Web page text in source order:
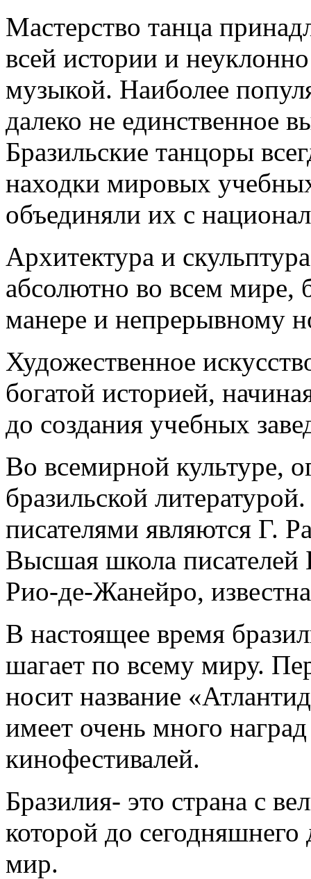
Мастерство танца
всей истории и
музыкой. Наиболее
далеко не единственное
Бразильские танцоры
находки мировых
объединяли их с
Архитектура и
абсолютно во всем мире,
манере и непрерывному
Художественное
богатой историей,
до создания учебных
Во всемирной культуре,
бразильской
писателями являются Г.
Высшая школа писателей
Рио-де-Жанейро,
В настоящее время
шагает по всему миру.
носит название
имеет очень много
кинофестивалей.
Бразилия- это страна с
которой до сегодняшнего
мир.